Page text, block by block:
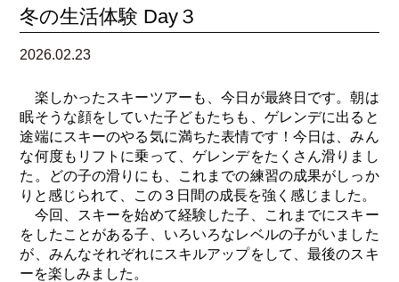
冬の生活体験 Day３
2026.02.23
楽しかったスキーツアーも、今日が最終日です。朝は
眠そうな顔をしていた子どもたちも、ゲレンデに出ると
途端にスキーのやる気に満ちた表情です！今日は、みん
な何度もリフトに乗って、ゲレンデをたくさん滑りまし
た。どの子の滑りにも、これまでの練習の成果がしっか
りと感じられて、この３日間の成長を強く感じました。
今回、スキーを始めて経験した子、これまでにスキー
をしたことがある子、いろいろなレベルの子がいました
が、みんなそれぞれにスキルアップをして、最後のスキ
ーを楽しみました。